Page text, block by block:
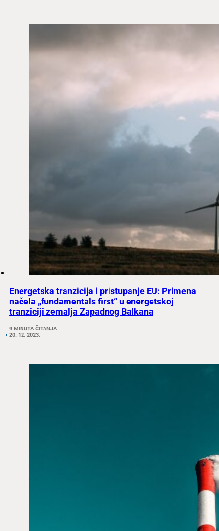
Energetska tranzicija i pristupanje EU: Primena
načela „fundamentals first“ u energetskoj
tranziciji zemalja Zapadnog Balkana
9 MINUTA ČITANJA
20. 12. 2023.